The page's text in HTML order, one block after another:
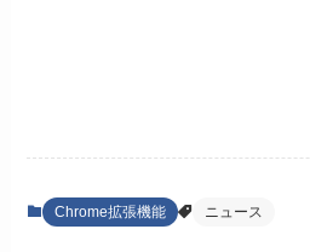
Chrome拡張機能 ニュース